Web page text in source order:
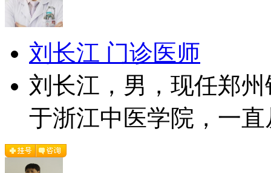
刘长江 门诊医师
刘长江，男，现任郑
于浙江中医学院，一直